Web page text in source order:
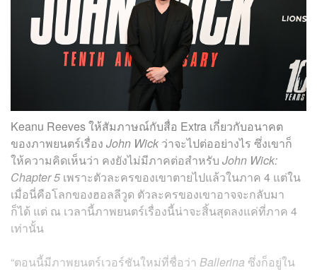
Keanu Reeves ให้สัมภาษณ์กับสื่อ Extra เกี่ยวกับอนาคต
ของภาพยนตร์เรื่อง John Wick ว่าจะไปต่ออย่างไร ซึ่งเขาก็
ให้ความคิดเห็นว่า คงยังไม่มีภาคต่อสำหรับ John Wick:
Chapter 5 เพราะตัวละครของเขาตายไปแล้วในภาค 4 แต่ใน
เมื่อนี่คือโลกของฮอลลีวูด ตัวละครของเขาอาจจะกลับมา
ก็ได้ แต่ ณ เวลานี้ภาพยนตร์เรื่องนี้น่าจะสิ้นสุดลงแค่ที่ภาค 4
เท่านั้น
“ตอนนี้มีภาพยนตร์เวอร์ชันใหม่ที่ชื่อว่า Ballerina ซึ่งก็อยู่ใน